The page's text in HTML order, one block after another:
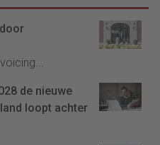
de nieuwe
loopt achter